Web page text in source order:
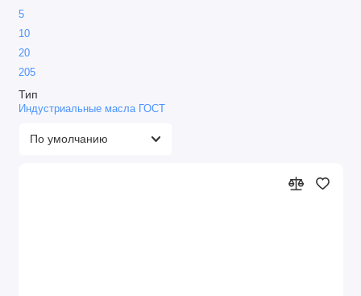
5
10
20
205
Тип
Индустриальные масла ГОСТ